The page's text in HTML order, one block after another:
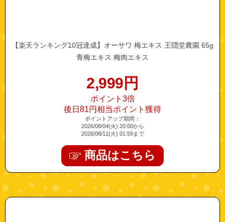
【楽天ランキング10冠達成】オーサワ 梅エキス 王隠堂農園 65g
青梅エキス 梅肉エキス
2,999 円
ポイント3倍
後日81円相当ポイント獲得
ポイントアップ期間：
2026/08/04(火) 20:00から
2026/08/11(火) 01:59まで
商品はこちら
"maru-b09wkmc991-1"